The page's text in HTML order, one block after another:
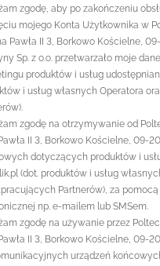
zgodę, aby po zakończeniu
mojego Konta Użytkownika w
Pawła II 3, Borkowo Kościelne,
Sp. z o.o. przetwarzało moje
produktów i usług
i usług własnych Operatora
zgodę na otrzymywanie od
II 3, Borkowo Kościelne, 09-
dotyczących produktów i
(dot. produktów i usług
Partnerów), za
np. e-mailem lub SMSem.
zgodę na używanie przez
II 3, Borkowo Kościelne, 09-
urządzeń